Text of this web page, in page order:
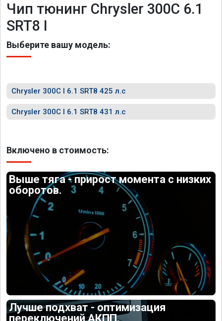
Чип тюнинг Chrysler 300C 6.1
SRT8 I
Выберите вашу модель:
Chrysler 300C I 6.1 SRT8 425 л.с
Chrysler 300C I 6.1 SRT8 431 л.с
Включено в стоимость:
Выше тяга - прирост момента с низких
оборотов.
Лучше подхват - оптимизация
переключений АКПП.